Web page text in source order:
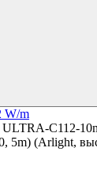
W/m
ULTRA-C112-
5m) (Arlight,